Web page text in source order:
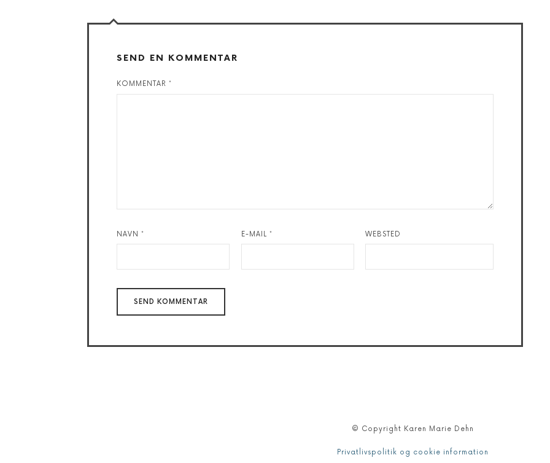
SEND EN KOMMENTAR
KOMMENTAR *
NAVN * E-MAIL * WEBSTED
© Copyright Karen Marie Dehn
Privatlivspolitik og cookie information